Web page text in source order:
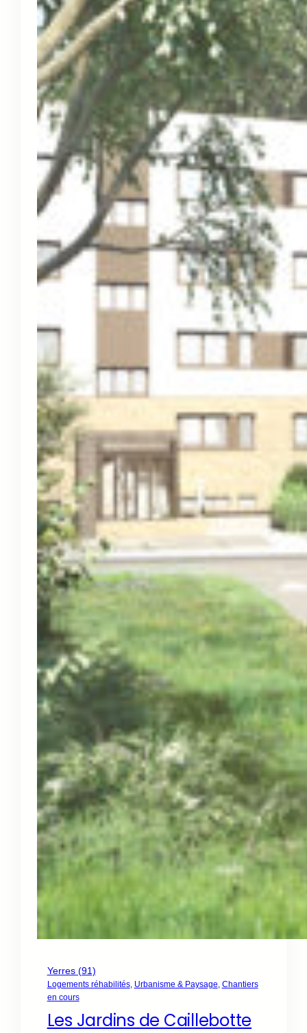
Yerres (91)
Logements réhabilités, Urbanisme & Paysage, Chantiers
en cours
Les Jardins de Caillebotte